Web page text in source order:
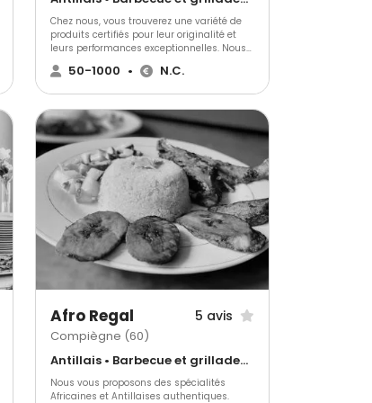
Chez nous, vous trouverez une variété de
produits certifiés pour leur originalité et
leurs performances exceptionnelles. Nous
offrons une sélection de produits qui
s’adaptent à vos goûts et à vos désirs.
performances inégalées.
50-1000 • N.C.
Afro Regal 5 avis
Compiègne (60)
Antillais • Barbecue et grillades • Gastronomique
Nous vous proposons des spécialités
Africaines et Antillaises authentiques.